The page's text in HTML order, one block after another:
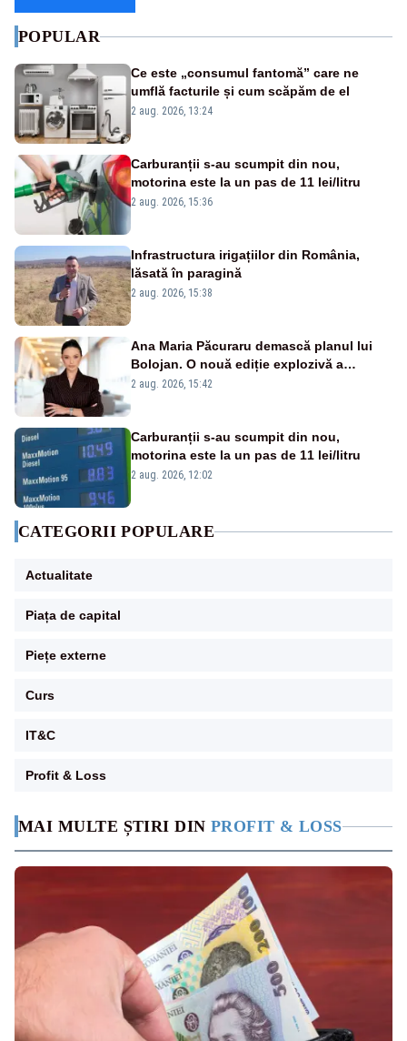
MAI MULTE ȘTIRI DIN PROFIT & LOSS
POPULAR
Ce este „consumul fantomă” care ne
umflă facturile și cum scăpăm de el
2 aug. 2026, 13:24
Carburanții s-au scumpit din nou,
motorina este la un pas de 11 lei/litru
2 aug. 2026, 15:36
Infrastructura irigațiilor din România,
lăsată în paragină
2 aug. 2026, 15:38
Ana Maria Păcuraru demască planul lui
Bolojan. O nouă ediție explozivă a
emisiunii „Miza Zilei” la Realitatea PLUS
2 aug. 2026, 15:42
Carburanții s-au scumpit din nou,
motorina este la un pas de 11 lei/litru
2 aug. 2026, 12:02
CATEGORII POPULARE
Actualitate
Piața de capital
Piețe externe
Curs
IT&C
Profit & Loss